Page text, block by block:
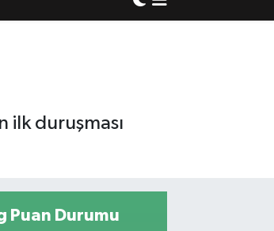
ilk duruşması
Puan Durumu